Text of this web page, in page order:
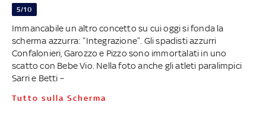
5/10
Immancabile un altro concetto su cui oggi si fonda la
scherma azzurra: “Integrazione”. Gli spadisti azzurri
Confalonieri, Garozzo e Pizzo sono immortalati in uno
scatto con Bebe Vio. Nella foto anche gli atleti paralimpici
Sarri e Betti –
Tutto sulla Scherma